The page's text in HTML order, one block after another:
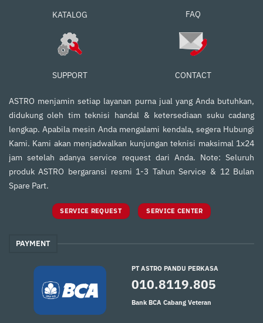
KATALOG FAQ
SUPPORT CONTACT
ASTRO menjamin setiap layanan purna jual yang Anda butuhkan,
didukung oleh tim teknisi handal & ketersediaan suku cadang
lengkap. Apabila mesin Anda mengalami kendala, segera Hubungi
Kami. Kami akan menjadwalkan kunjungan teknisi maksimal 1x24
jam setelah adanya service request dari Anda. Note: Seluruh
produk ASTRO bergaransi resmi 1-3 Tahun Service & 12 Bulan
Spare Part.
SERVICE REQUEST SERVICE CENTER
PAYMENT
PT ASTRO PANDU PERKASA
010.8119.805
Bank BCA Cabang Veteran